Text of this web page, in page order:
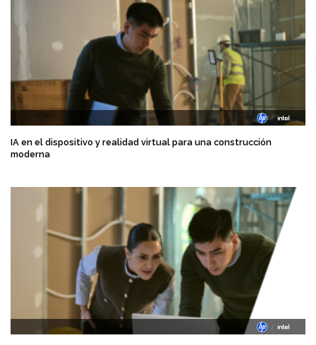
IA en el dispositivo y realidad virtual para una construcción
moderna